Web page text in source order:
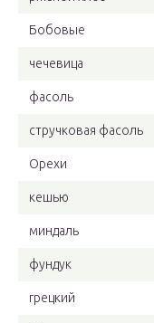
Бобовые
чечевица
фасоль
стручковая фасоль
Орехи
кешью
миндаль
фундук
грецкий